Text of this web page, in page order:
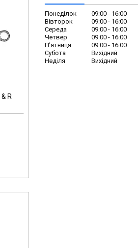
R
Понеділок 09:00
16:00
Вівторок
09:00
16:00
Середа
09:00
16:00
Четвер
09:00
16:00
Пʼятниця
09:00
16:00
Субота
Вихідний
Неділя
Вихідний